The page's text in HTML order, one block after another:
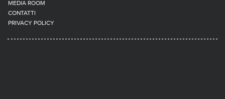
MEDIA ROOM
CONTATTI
PRIVACY POLICY